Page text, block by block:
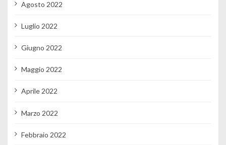
Agosto 2022
Luglio 2022
Giugno 2022
Maggio 2022
Aprile 2022
Marzo 2022
Febbraio 2022